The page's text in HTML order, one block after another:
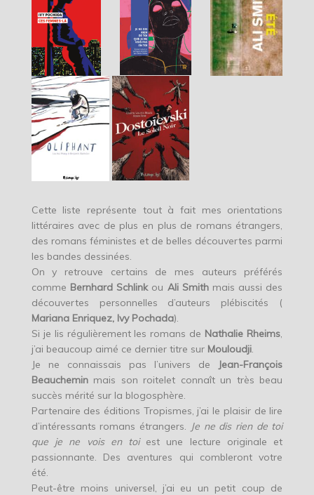
Cette liste représente tout à fait mes orientations
littéraires avec de plus en plus de romans étrangers,
des romans féministes et de belles découvertes parmi
les bandes dessinées.
On y retrouve certains de mes auteurs préférés
comme Bernhard Schlinkou Ali Smithmais aussi des
découvertes personnelles d’auteurs plébiscités (
Mariana Enriquez, Ivy Pochada).
Si je lis régulièrement les romans de Nathalie Rheims,
j’ai beaucoup aimé ce dernier titre sur Mouloudji.
Je ne connaissais pas l’univers de
Jean-François
Beaucheminmais son roitelet connaît un très beau
succès mérité sur la blogosphère.
Partenaire des éditions Tropismes, j’ai le plaisir de lire
d’intéressants romans étrangers. Je ne dis rien de toi
que je ne vois en toiest une lecture originale et
passionnante. Des aventures qui combleront votre
été.
Peut-être moins universel, j’ai eu un petit coup de